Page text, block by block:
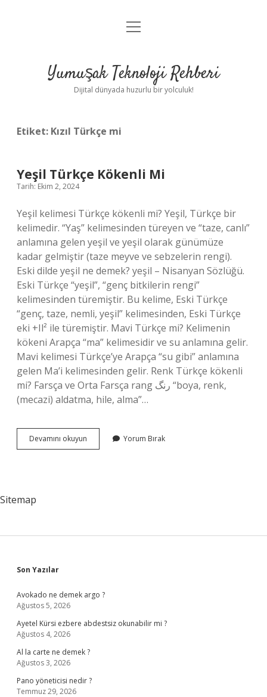
Anasayfa
Yasal Uyarı
menüyü
Yumuşak Teknoloji Rehberi
Dijital dünyada huzurlu bir yolculuk!
Etiket: Kızıl Türkçe mi
Yeşil Türkçe Kökenli Mi
Tarih: Ekim 2, 2024
Yeşil kelimesi Türkçe kökenli mi? Yeşil, Türkçe bir
kelimedir. “Yaş” kelimesinden türeyen ve “taze, canlı”
anlamına gelen yeşil ve yeşil olarak günümüze
kadar gelmiştir (taze meyve ve sebzelerin rengi).
Eski dilde yeşil ne demek? yeşil – Nisanyan Sözlüğü.
Eski Türkçe “yeşil”, “genç bitkilerin rengi”
kelimesinden türemiştir. Bu kelime, Eski Türkçe
“genç, taze, nemli, yeşil” kelimesinden, Eski Türkçe
eki +Il² ile türemiştir. Mavi Türkçe mi? Kelimenin
kökeni Arapça “ma” kelimesidir ve su anlamına gelir.
Mavi kelimesi Türkçe’ye Arapça “su gibi” anlamına
gelen Ma’i kelimesinden gelir. Renk Türkçe kökenli
mi? Farsça ve Orta Farsça rang رنگ “boya, renk,
(mecazi) aldatma, hile, alma”…
Devamını okuyun
Türkçe
Yorum Bırak
Sitemap
Sidebar
Son Yazılar
Avokado ne demek argo ?
Ağustos 5, 2026
Ayetel Kürsi ezbere abdestsiz okunabilir mi ?
Ağustos 4, 2026
Al la carte ne demek ?
Ağustos 3, 2026
Pano yöneticisi nedir ?
Temmuz 29, 2026